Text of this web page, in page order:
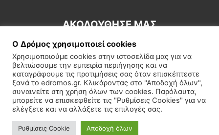
ΑΚΟΛΟΥΘΗΣΕ ΜΑΣ
Εγγραφή συνδρομητή Πολιτική Διεθνή Κοινωνία
Πολιτισμός Αφιερώματα
Ο Δρόμος χρησιμοποιεί cookies
Χρησιμοποιούμε cookies στην ιστοσελίδα μας για να
βελτιώσουμε την εμπειρία περιήγησης και να
καταγράφουμε τις προτιμήσεις σας όταν επισκέπτεστε
ξανά το edromos.gr. Κλικάροντας στο "Αποδοχή όλων",
συναινείτε στη χρήση όλων των cookies. Παρόλαυτα,
μπορείτε να επισκεφθείτε τις "Ρυθμίσεις Cookies" για να
ελέγξετε και να αλλάξετε τις επιλογές σας.
Ρυθμίσεις Cookie Αποδοχή όλων